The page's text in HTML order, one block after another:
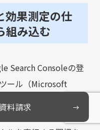
料請求
効果測定の仕
組み込む
Search Consoleの登
ール（Microsoft